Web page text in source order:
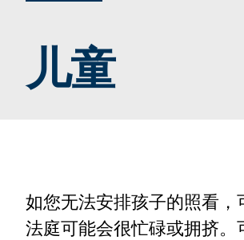
儿童
如您无法安排孩子的照看
法庭可能会很忙碌或拥挤。